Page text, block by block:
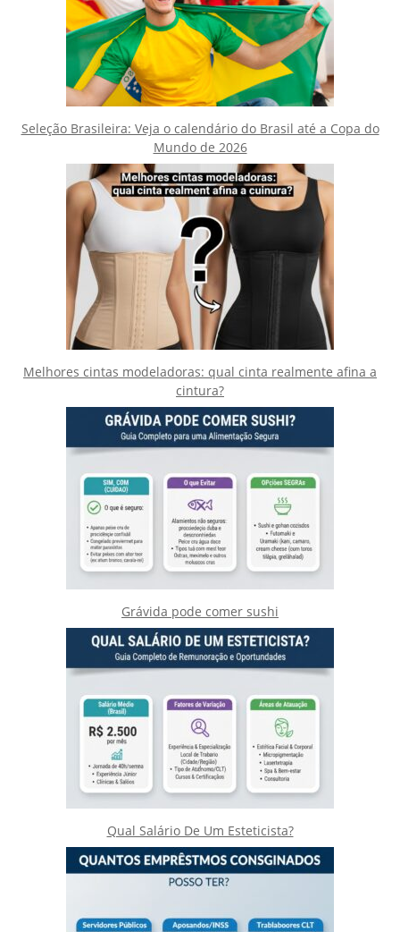
Seleção Brasileira: Veja o calendário do Brasil até a Copa do
Mundo de 2026
Melhores cintas modeladoras: qual cinta realmente afina a
cintura?
Grávida pode comer sushi
Qual Salário De Um Esteticista?